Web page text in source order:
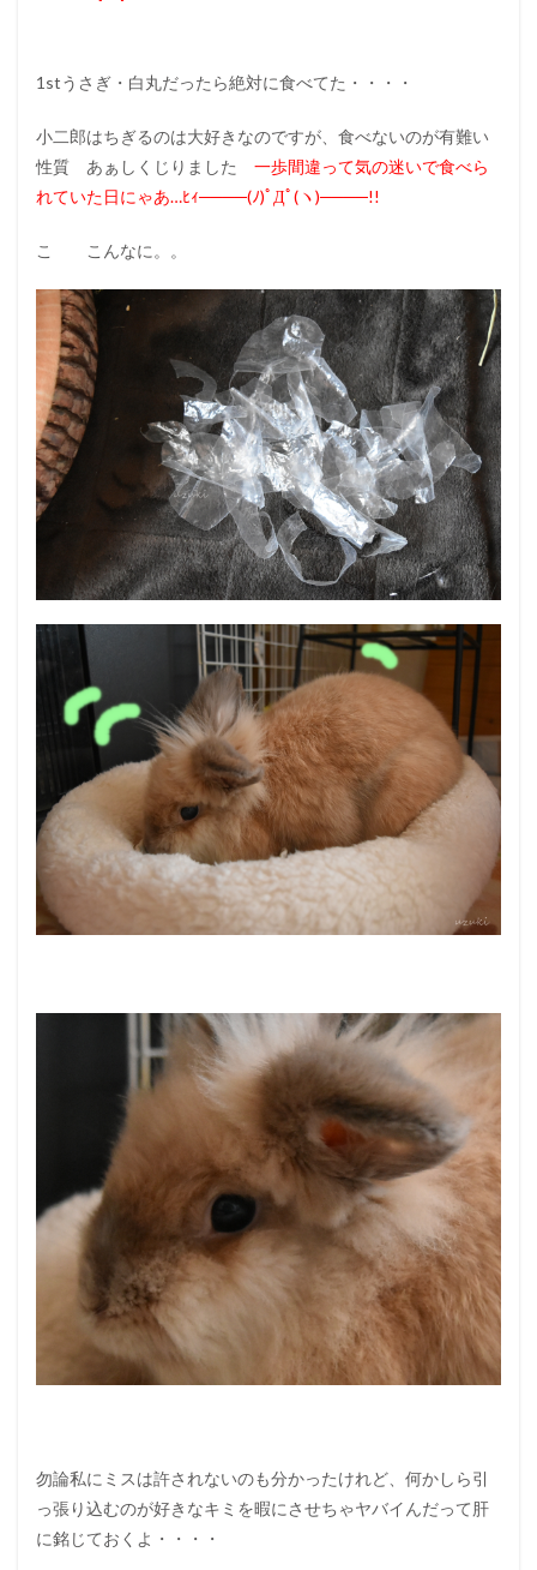
1stうさぎ・白丸だったら絶対に食べてた・・・・
小二郎はちぎるのは大好きなのですが、食べないのが有難い
性質 あぁしくじりました 一歩間違って気の迷いで食べら
れていた日にゃあ…ﾋｨ────(ﾉ)ﾟДﾟ(ヽ)────!!
こ こんなに。。
勿論私にミスは許されないのも分かったけれど、何かしら引
っ張り込むのが好きなキミを暇にさせちゃヤバイんだって肝
に銘じておくよ・・・・